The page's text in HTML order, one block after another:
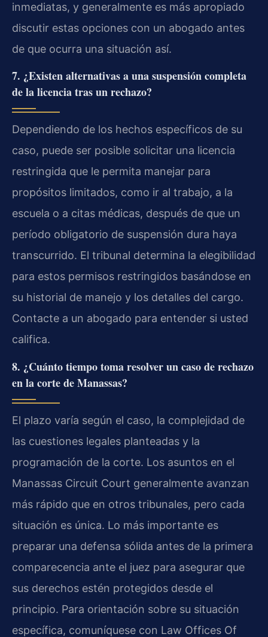
inmediatas, y generalmente es más apropiado
discutir estas opciones con un abogado antes
de que ocurra una situación así.
7. ¿Existen alternativas a una suspensión completa
de la licencia tras un rechazo?
Dependiendo de los hechos específicos de su
caso, puede ser posible solicitar una licencia
restringida que le permita manejar para
propósitos limitados, como ir al trabajo, a la
escuela o a citas médicas, después de que un
período obligatorio de suspensión dura haya
transcurrido. El tribunal determina la elegibilidad
para estos permisos restringidos basándose en
su historial de manejo y los detalles del cargo.
Contacte a un abogado para entender si usted
califica.
8. ¿Cuánto tiempo toma resolver un caso de rechazo
en la corte de Manassas?
El plazo varía según el caso, la complejidad de
las cuestiones legales planteadas y la
programación de la corte. Los asuntos en el
Manassas Circuit Court generalmente avanzan
más rápido que en otros tribunales, pero cada
situación es única. Lo más importante es
preparar una defensa sólida antes de la primera
comparecencia ante el juez para asegurar que
sus derechos estén protegidos desde el
principio. Para orientación sobre su situación
específica, comuníquese con Law Offices Of